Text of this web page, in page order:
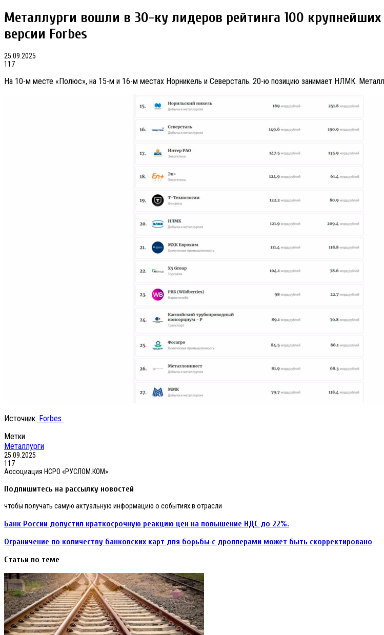
Металлурги вошли в 30-ку лидеров рейтинга 100
версии Forbes
25.09.2025
117
На 10-м месте «Полюс», на 15-м и 16-м местах Норникель и Северсталь. 20-ю позицию занимает НЛМК.
Источник: Forbes
Метки
Металлурги
25.09.2025
117
Ассоциация НСРО «РУСЛОМ.КОМ»
Подпишитесь на рассылку новостей
чтобы получать самую актуальную информацию о событиях в отрасли
Банк
допустил
краткосрочную
реакцию
цен
на
повышение
НДС
до
22%.
Банк России допустил краткосрочную реакцию цен на повышение НДС до 22%.
Ограничение
количеству
банковских
карт
для
борьбы
с
дропперами
может
быть
скорректировано
Ограничение по количеству банковских карт для борьбы с дропперами может быть скорректировано
Статьи по теме